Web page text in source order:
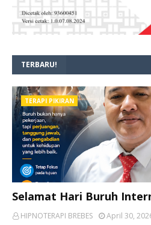
TERBARU!
TERAPI PIKIRAN
Selamat Hari Buruh
HIPNOTERAPI BREBES
April 30,